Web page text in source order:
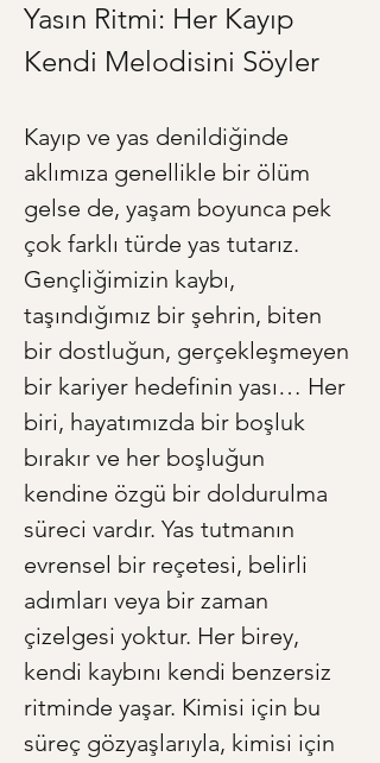
Yasın Ritmi: Her Kayıp
Kendi Melodisini Söyler
Kayıp ve yas denildiğinde
aklımıza genellikle bir ölüm
gelse de, yaşam boyunca pek
çok farklı türde yas tutarız.
Gençliğimizin kaybı,
taşındığımız bir şehrin, biten
bir dostluğun, gerçekleşmeyen
bir kariyer hedefinin yası… Her
biri, hayatımızda bir boşluk
bırakır ve her boşluğun
kendine özgü bir doldurulma
süreci vardır. Yas tutmanın
evrensel bir reçetesi, belirli
adımları veya bir zaman
çizelgesi yoktur. Her birey,
kendi kaybını kendi benzersiz
ritminde yaşar. Kimisi için bu
süreç gözyaşlarıyla, kimisi için